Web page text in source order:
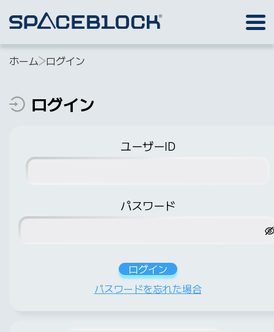
ホーム ログイン
ログイン
ユーザーID
パスワード
ログイン
パスワードを忘れた場合